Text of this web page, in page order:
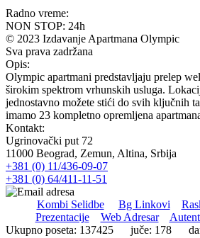
Radno vreme:
NON STOP: 24h
© 2023 Izdavanje Apartmana Olympic
Sva prava zadržana
Opis:
Olympic apartmani predstavljaju prelep
širokim spektrom vrhunskih usluga.
jednostavno možete stići do svih ključnih
imamo 23 kompletno opremljena
Kontakt:
Ugrinovački put 72
11000 Beograd, Zemun, Altina, Srbija
+381 (0) 11/436-09-07
+381 (0) 64/411-11-51
Kombi Selidbe Bg Linkovi
Prezentacije
Web Adresar
Ukupno poseta: 137425 juče: 178